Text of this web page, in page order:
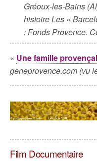
Gréoux-les-Bains
histoire Les «
: Fonds Provence.
« Une famille
geneprovence.com (vu
Film Documentaire